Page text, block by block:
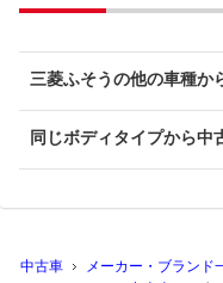
三菱ふそうの他の車種か
同じボディタイプから中
中古車 メーカー・ブランド